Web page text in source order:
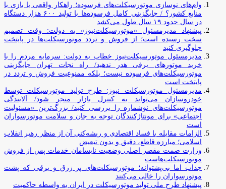
وام‌های نوسازی موتورسیکلت‌های فرسوده؛ راهکار واقعی یا بازی با
منابع کشور؟ / جایگزینی کامل فرسوده‌ها با تولید ۶۰۰ هزار دستگاه
در سال حدود ۱۹ سال طول می‌کشد
پیشنهاد مدیرمسئول «موتورسیکلت‌نیوز» به دولت: وقت تصمیم
سخت رسیده است؛ از فروش و تردد موتورسیکلت‌ها در پایتخت
جلوگیری کنید
مدیرمسئول موتورسیکلت‌نیوز خطاب به دولت: سرمایه مردم را با
خرید موتورهای برقی هدر ندهید/ راه نجات تهران جایگزینی
موتورسیکلت‌های فرسوده نیست؛ بلکه ممنوعیت فروش و تردد در
پایتخت است
مدیرمسئول موتورسیکلت نیوز: طرح تولید موتورسیکلت توسط
خودروسازان می‌تواند به کنترل بازار منجر شود/ آلایندگی
موتورسیکلت‌های نوشماره را بررسی کنید/ بزرگ‌ترین «مسئولیت
اجتماعی» برای مونتاژکنندگان توجه به جان و سلامت موتورسواران
است
الزامات مقابله با فساد اقتصادی و ریشه‌کنی آن از منظر رهبر انقلاب
اسلامی؛ مبارزه قاطع، دقیق و بدون تبعیض
وزارت صمت مقصر اصلی وضعیت نابسامان خدمات پس از فروش
موتورسیکلت‌هاست
جذاب اما بی‌پشتوانه؛ موتورسیکلت‌های پر زرق‌ و برقی که پشت
موتورسواران را خالی می‌کنند
پیشنهاد طرح ملی تولید موتورسیکلت در ایران به واسطه حاکمیت